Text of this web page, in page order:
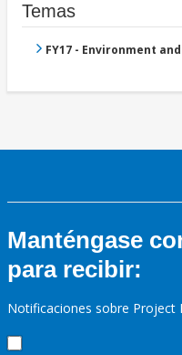
Temas
FY17 - Environment
Manténgase
para recibir:
Notificaciones sobre Project